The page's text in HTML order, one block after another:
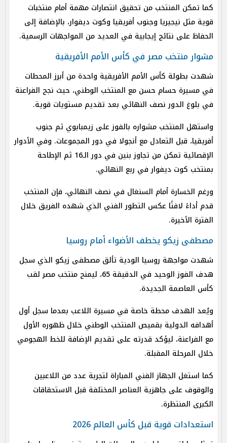
كما تمكن المنتخب من تحقيق انتصارات مهمة أمام منتخبات
قوية مثل نيجيريا وجنوب أفريقيا وكوت ديفوار، بالإضافة إلى
الحفاظ على نتائج إيجابية في العديد من المواجهات الرسمية.
مشوار منتخب مصر في كأس الأمم الأفريقية
شهدت بطولة كأس الأمم الأفريقية واحدة من أبرز المحطات
في مسيرة حسام حسن مع المنتخب الوطني، حيث نجح الفراعنة
في بلوغ الدور نصف النهائي بعد تقديم مستويات قوية.
واستهل المنتخب مشواره بالفوز على زيمبابوي ثم جنوب
أفريقيا، قبل التعادل مع أنجولا في دور المجموعات. وفي الأدوار
الإقصائية تمكن من تجاوز بنين في دور الـ16 ثم الإطاحة
بمنتخب كوت ديفوار في ربع النهائي.
ورغم الخسارة أمام السنغال في نصف النهائي، فإن المنتخب
قدم أداءً لافتًا عكس التطور الفني الذي شهده الفريق خلال
الفترة الأخيرة.
مصطفى زيكو يخطف الأضواء أمام روسيا
شهدت مواجهة روسيا الودية تألق مصطفى زيكو الذي سجل
هدف الفوز الوحيد في الدقيقة 65، ليمنح منتخب مصر لقب
كأس العاصمة الجديدة.
ويُعد الهدف محطة خاصة في مسيرة اللاعب بعدما سجل أول
أهدافه الدولية بقميص المنتخب الوطني خلال ظهوره الأول
مع الفراعنة، ليؤكد قدرته على تقديم الإضافة للخط الهجومي
خلال المرحلة المقبلة.
كما استغل الجهاز الفني المباراة لتجربة عدد من اللاعبين
والوقوف على جاهزية العناصر المختلفة قبل الاستحقاقات
الكبرى المنتظرة.
استعدادات قوية قبل كأس العالم 2026